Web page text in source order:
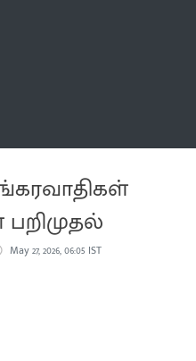
May 27, 2026, 06:05 IST